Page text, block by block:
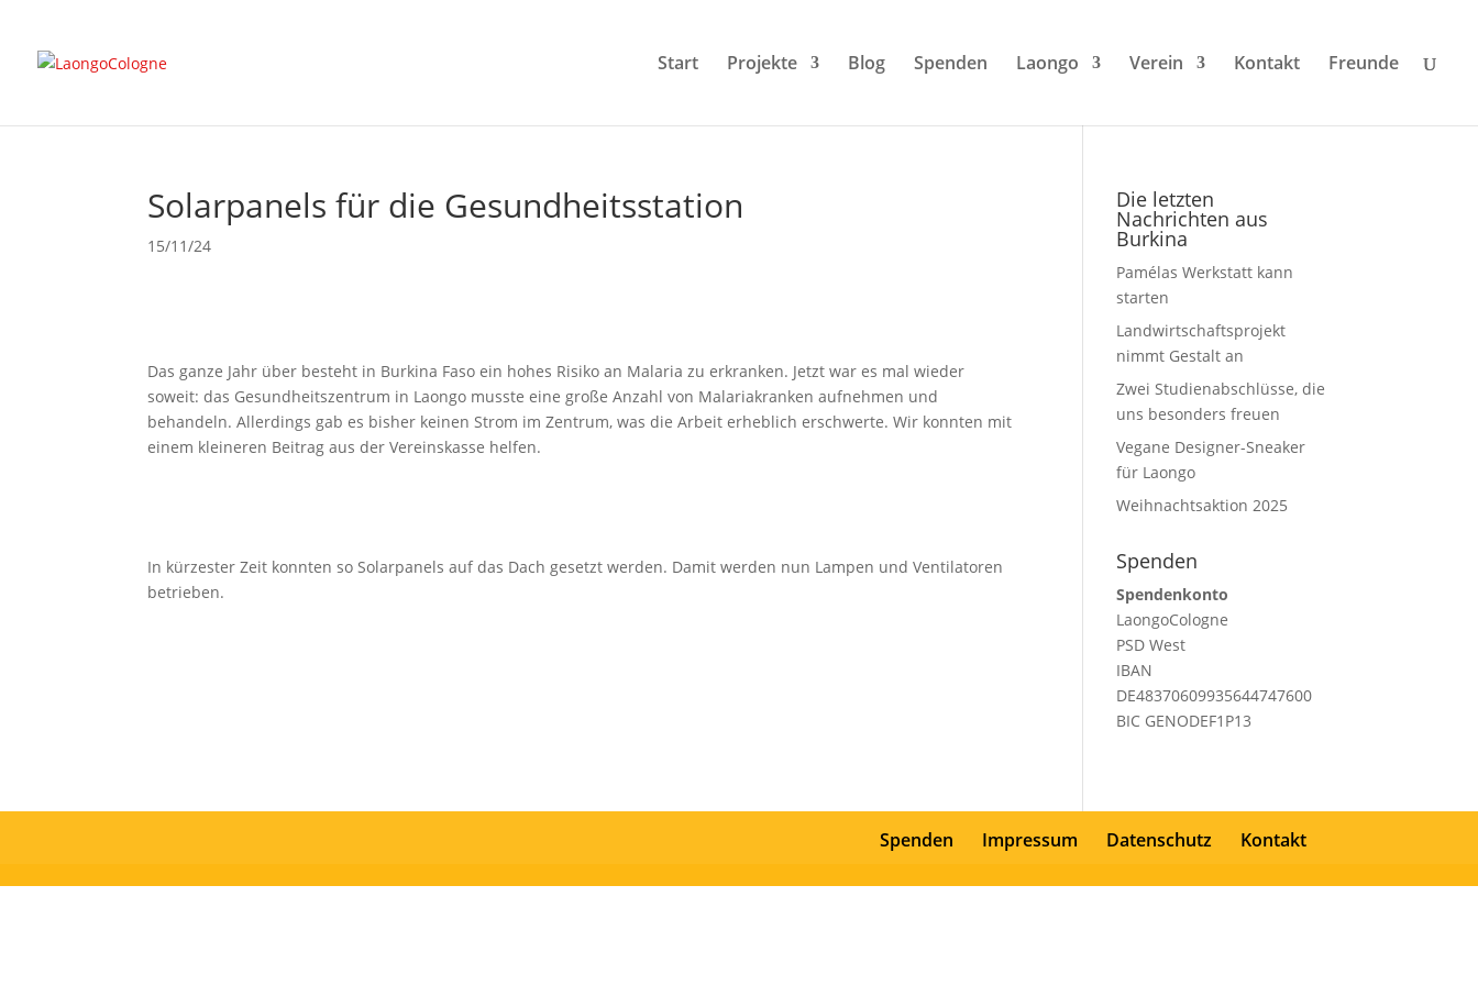
Start Projekte Blog Spenden Laongo Verein Kontakt Freunde
Solarpanels für die Gesundheitsstation
15/11/24
Das ganze Jahr über besteht in Burkina Faso ein hohes Risiko an Malaria zu erkranken. Jetzt war es mal wieder
soweit: das Gesundheitszentrum in Laongo musste eine große Anzahl von Malariakranken aufnehmen und
behandeln. Allerdings gab es bisher keinen Strom im Zentrum, was die Arbeit erheblich erschwerte. Wir konnten mit
einem kleineren Beitrag aus der Vereinskasse helfen.
In kürzester Zeit konnten so Solarpanels auf das Dach gesetzt werden. Damit werden nun Lampen und Ventilatoren
betrieben.
Die letzten
Nachrichten aus
Burkina
Pamélas Werkstatt kann
starten
Landwirtschaftsprojekt
nimmt Gestalt an
Zwei Studienabschlüsse, die
uns besonders freuen
Vegane Designer-Sneaker
für Laongo
Weihnachtsaktion 2025
Spenden
Spendenkonto
LaongoCologne
PSD West
IBAN
DE48370609935644747600
BIC GENODEF1P13
Spenden Impressum Datenschutz Kontakt